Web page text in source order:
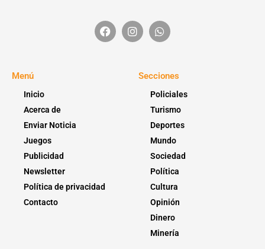
Menú
Inicio
Acerca de
Enviar Noticia
Juegos
Publicidad
Newsletter
Política de privacidad
Contacto
Secciones
Policiales
Turismo
Deportes
Mundo
Sociedad
Política
Cultura
Opinión
Dinero
Minería